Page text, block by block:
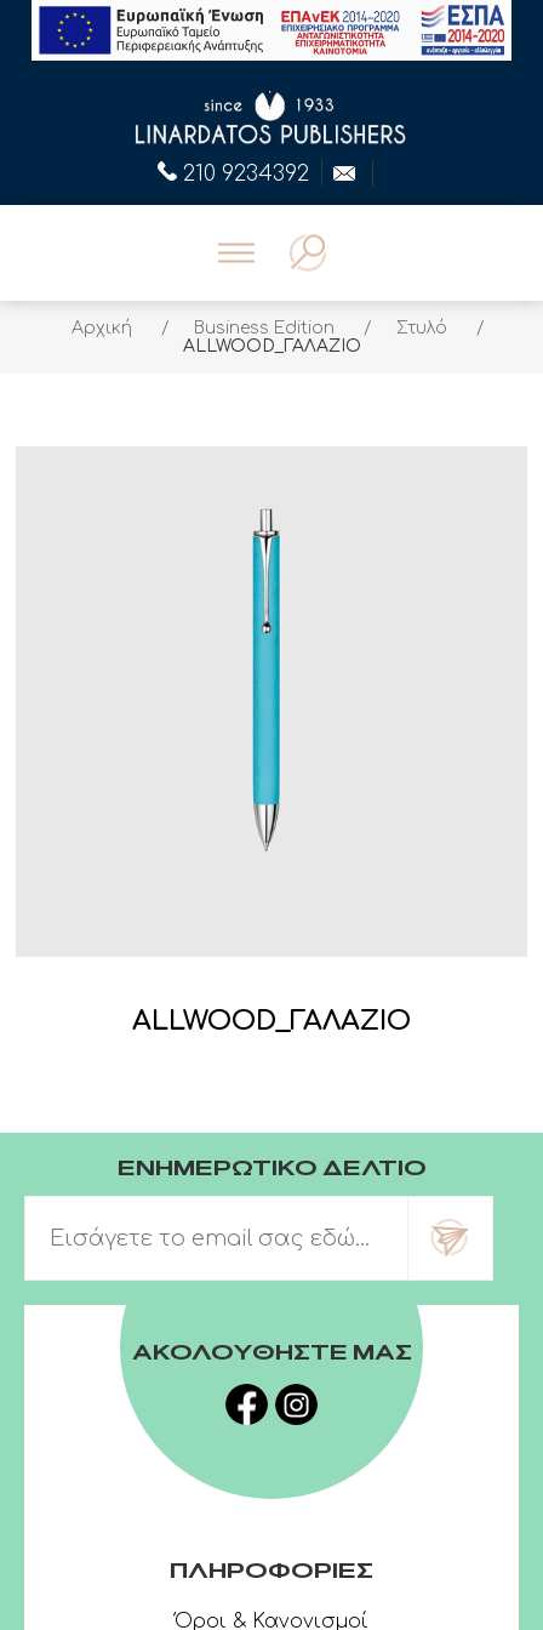
210 9234392
Αρχική / Business Edition / Στυλό
/
ALLWOOD_ΓΑΛΑΖΙΟ
ALLWOOD_ΓΑΛΑΖΙΟ
ΕΝΗΜΕΡΩΤΙΚΟ ΔΕΛΤΙΟ
ΑΚΟΛΟΥΘΗΣΤΕ ΜΑΣ
ΠΛΗΡΟΦΟΡΙΕΣ
Όροι & Κανονισμοί